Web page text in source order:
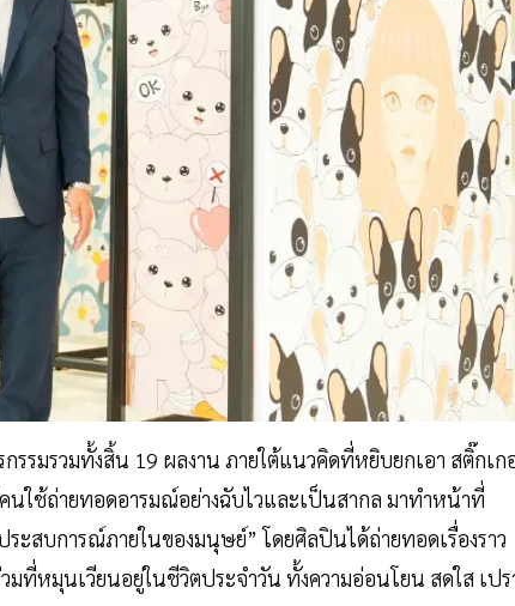
รมรวมทั้งสิ้น 19 ผลงาน ภายใต้แนวคิดที่หยิบยกเอา สติ๊กเก
ใช้ถ่ายทอดอารมณ์อย่างฉับไวและเป็นสากล มาทำหน้าที่
ะสบการณ์ภายในของมนุษย์” โดยศิลปินได้ถ่ายทอดเรื่องราว
ที่หมุนเวียนอยู่ในชีวิตประจำวัน ทั้งความอ่อนโยน สดใส เปร